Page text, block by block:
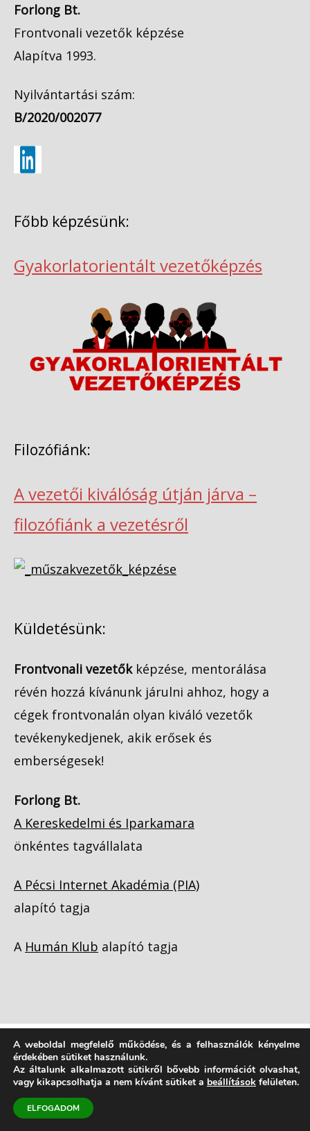
Forlong Bt.
Frontvonali vezetők képzése
Alapítva 1993.
Nyilvántartási szám:
B/2020/002077
Főbb képzésünk:
Gyakorlatorientált vezetőképzés
Filozófiánk:
A vezetői kiválóság útján járva –
filozófiánk a vezetésről
Küldetésünk:
Frontvonali vezetőkképzése, mentorálása
révén hozzá kívánunk járulni ahhoz, hogy a
cégek frontvonalán olyan kiváló vezetők
tevékenykedjenek, akik erősek és
emberségesek!
Forlong Bt.
A Kereskedelmi és Iparkamara
önkéntes tagvállalata
A Pécsi Internet Akadémia (PIA)
alapító tagja
A Humán Klub alapító tagja
Copyright © 1998 - 2026
Forlong Bt. | Néhány jog fenntartva!
Adatkezelési tájékoztató
A weboldal megfelelő működése, és a felhasználók kényelme
érdekében sütiket használunk.
Az általunk alkalmazott sütikről bővebb információt olvashat,
vagy kikapcsolhatja a nem kívánt sütiket a beállítások felületen.
ELFOGADOM